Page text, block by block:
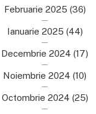
Februarie 2025 (36)
Ianuarie 2025 (44)
Decembrie 2024 (17)
Noiembrie 2024 (10)
Octombrie 2024 (25)